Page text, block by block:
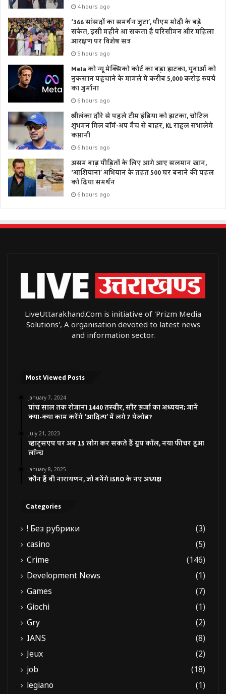
4 hours ago
‘366 सांसदों का समर्थन जुटा’, पीएम मोदी के बड़े
संकेत, इसी महीने आ सकता है परिसीमन और महिला
आरक्षण पर विशेष सत्र
5 hours ago
Meta को न्यू मेक्सिको कोर्ट का बड़ा झटका, युवाओं को
नुकसान पहुंचाने के मामले में करीब 5,000 करोड़ रुपये
का जुर्माना
6 hours ago
श्रीलंका दौरे से पहले टीम इंडिया को झटका, चोटिल
शुभमन गिल वॉर्म-अप मैच से बाहर, KL राहुल संभालेंगे
कप्तानी
6 hours ago
असम बाढ़ पीड़ितों के लिए आगे आए सलमान खान,
‘आशियाना’ अभियान के तहत 500 घर बनाने की पहल
को दिया समर्थन
6 hours ago
LiveUttarakhand.Com is initiative of 'Prizm Media
Solutions', A organisation devoted to latest news
and information sector.
Most Viewed Posts
January 7, 2024
पांच साल तक रोजाना 1440 तस्वीर, सौर ऊर्जा का अध्ययन; जानें
क्या-क्या काम करेंगे ‘आदित्य’ में लगे 7 पेलोड?
July 21, 2023
व्हाट्सएप पर अब 15 लोग कर सकते हैं ग्रुप कॉल, नया फीचर हुआ
लॉन्च
January 8, 2025
कौन हैं वी नारायणन, जो बनेंगे ISRO के नए अध्यक्ष
Categories
! Без рубрики
(3)
casino
(5)
Crime
(146)
Development News
(1)
Games
(7)
Giochi
(1)
Gry
(2)
IANS
(8)
Jeux
(2)
job
(18)
legiano
(1)